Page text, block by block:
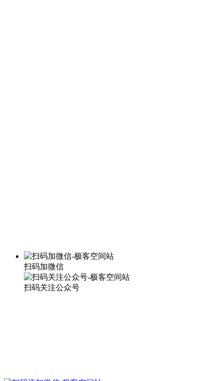
扫码加微信
扫码关注公众号